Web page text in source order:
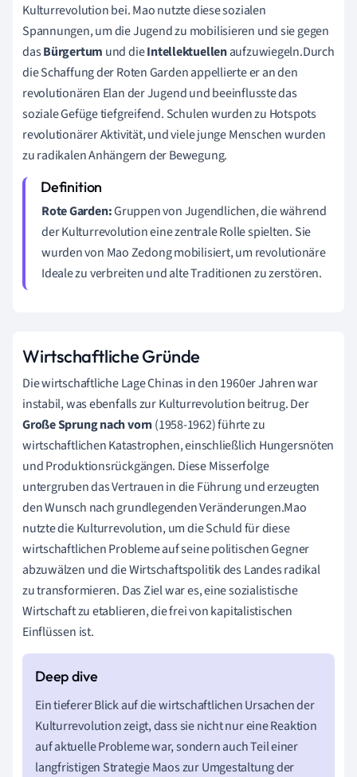
Kulturrevolution bei. Mao nutzte diese sozialen
Spannungen, um die Jugend zu mobilisieren und sie gegen
dasBürgertum und dieIntellektuellenaufzuwiegeln.Durch
die Schaffung der Roten Garden appellierte er an den
revolutionären Elan der Jugend und beeinflusste das
soziale Gefüge tiefgreifend. Schulen wurden zu Hotspots
revolutionärer Aktivität, und viele junge Menschen wurden
zu radikalen Anhängern der Bewegung.
Rote Garden:Gruppen von Jugendlichen, die während
der Kulturrevolution eine zentrale Rolle spielten. Sie
wurden von Mao Zedong mobilisiert, um revolutionäre
Ideale zu verbreiten und alte Traditionen zu zerstören.
Wirtschaftliche Gründe
Die wirtschaftliche Lage Chinas in den 1960er Jahren war
instabil, was ebenfalls zur Kulturrevolution beitrug. Der
Große Sprung nach vorn(1958-1962) führte zu
wirtschaftlichen Katastrophen, einschließlich Hungersnöten
und Produktionsrückgängen. Diese Misserfolge
untergruben das Vertrauen in die Führung und erzeugten
den Wunsch nach grundlegenden Veränderungen.Mao
nutzte die Kulturrevolution, um die Schuld für diese
wirtschaftlichen Probleme auf seine politischen Gegner
abzuwälzen und die Wirtschaftspolitik des Landes radikal
zu transformieren. Das Ziel war es, eine sozialistische
Wirtschaft zu etablieren, die frei von kapitalistischen
Einflüssen ist.
Ein tieferer Blick auf die wirtschaftlichen Ursachen der
Kulturrevolution zeigt, dass sie nicht nur eine Reaktion
auf aktuelle Probleme war, sondern auch Teil einer
langfristigen Strategie Maos zur Umgestaltung der